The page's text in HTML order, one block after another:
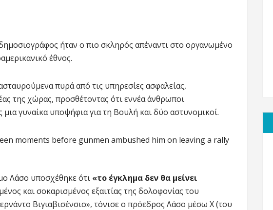
ήταν ο πιο σκληρός απέναντι στο οργανωμένο
έθνος.
πυρά από τις υπηρεσίες ασφαλείας,
της χώρας, προσθέτοντας ότι εννέα άνθρωποι
γυναίκα υποψήφια για τη Βουλή και δύο αστυνομικοί.
Λάσο υποσχέθηκε ότι «το έγκλημα δεν θα μείνει
και σοκαρισμένος εξαιτίας της δολοφονίας του
Βιγιαβισένσιο», τόνισε ο πρόεδρος Λάσο μέσω X (του